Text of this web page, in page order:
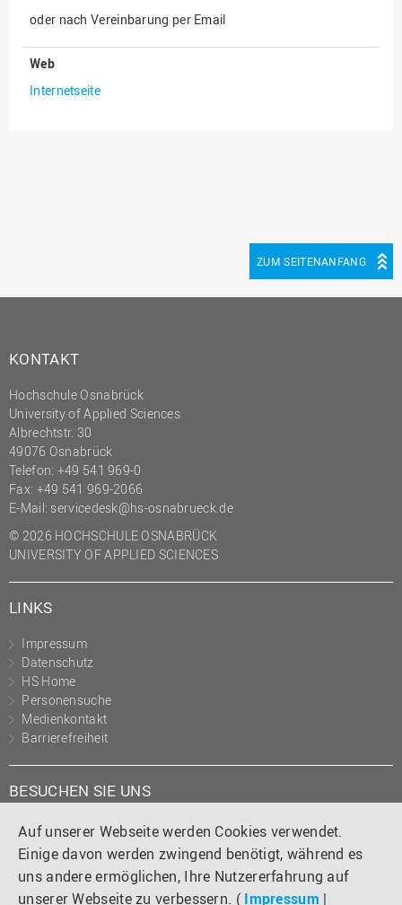
Auf unserer Webseite werden Cookies verwendet.
Einige davon werden zwingend benötigt, während es
uns andere ermöglichen, Ihre Nutzererfahrung auf
unserer Webseite zu verbessern. ( Impressum |
Präsidialbüro
Projekte des Präsidiums
Projektmanagement Office
Transfer- und
oder nach Vereinbarung per Email
Web
Internetseite
ZUM SEITENANFANG
KONTAKT
Hochschule Osnabrück
University of Applied Sciences
Albrechtstr. 30
49076 Osnabrück
Telefon: +49 541 969-0
Fax: +49 541 969-2066
E-Mail: servicedesk@hs-osnabrueck.de
© 2026 HOCHSCHULE OSNABRÜCK
UNIVERSITY OF APPLIED SCIENCES
LINKS
Impressum
Datenschutz
HS Home
Personensuche
Medienkontakt
Barrierefreiheit
BESUCHEN SIE UNS
Instagram
TiktokLinkedIn
YouTube
Facebook